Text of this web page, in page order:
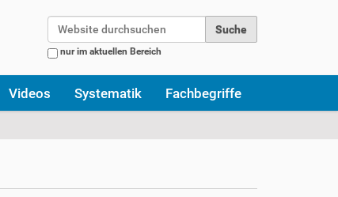
nur im aktuellen Bereich
Videos Systematik Fachbegriffe